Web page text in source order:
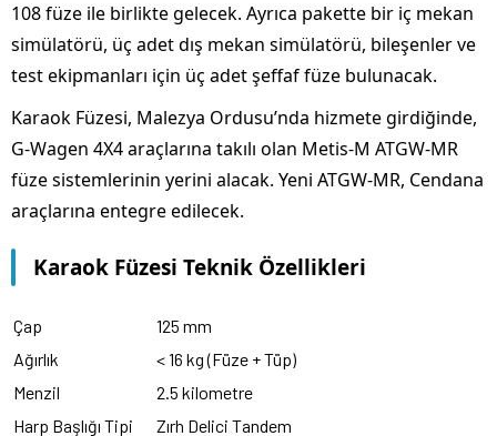
108 füze ile birlikte gelecek. Ayrıca pakette bir iç mekan
simülatörü, üç adet dış mekan simülatörü, bileşenler ve
test ekipmanları için üç adet şeffaf füze bulunacak.
Karaok Füzesi, Malezya Ordusu’nda hizmete girdiğinde,
G-Wagen 4X4 araçlarına takılı olan Metis-M ATGW-MR
füze sistemlerinin yerini alacak. Yeni ATGW-MR, Cendana
araçlarına entegre edilecek.
Karaok Füzesi Teknik Özellikleri
Çap
125 mm
Ağırlık
< 16 kg (Füze + Tüp)
Menzil
2.5 kilometre
Harp Başlığı Tipi
Zırh Delici Tandem